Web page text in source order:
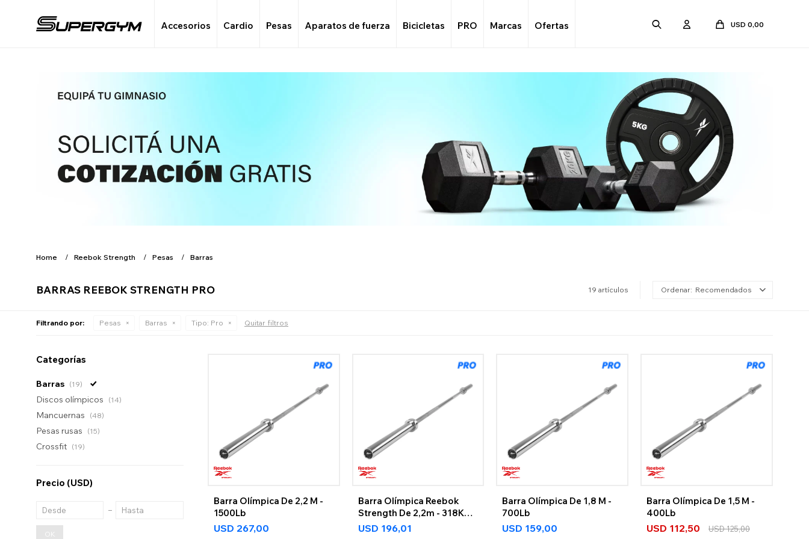
Accesorios Cardio Pesas Aparatos de fuerza Bicicletas PRO Marcas Ofertas USD 0,00
Home Reebok Strength Pesas Barras
BARRAS REEBOK STRENGTH PRO 19 artículos Recomendados
Filtrando por: Pesas Barras Tipo: Pro Quitar filtros
Barra Olímpica De 2,2 M -
1500Lb
USD 267,00
Barra Olímpica Reebok
Strength De 2,2m - 318Kg
Reebok Strength
USD 196,01
Barra Olímpica De 1,8 M -
700Lb
USD 159,00
Barra Olímpica De 1,5 M -
400Lb
USD 112,50 USD125,00
Categorías
Barras (19)
Discos olímpicos (14)
Mancuernas (48)
Pesas rusas (15)
Crossfit (19)
Precio (USD)
OK